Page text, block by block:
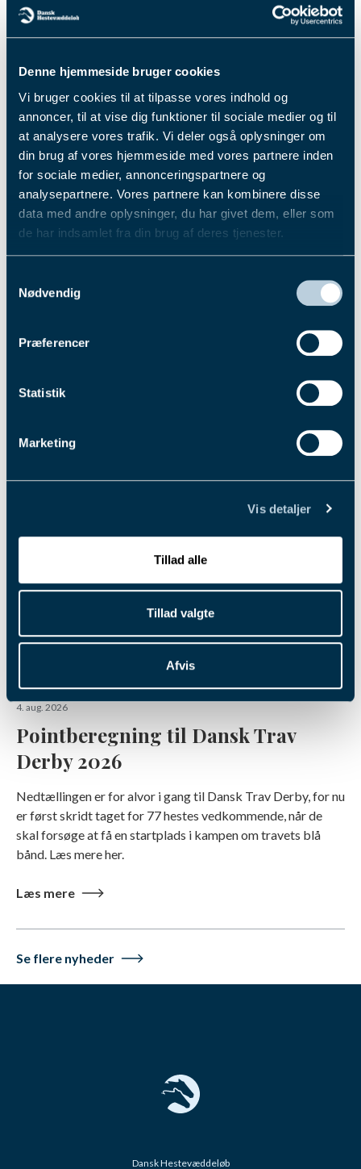
Denne hjemmeside bruger cookies
Vi bruger cookies til at tilpasse vores indhold og
annoncer, til at vise dig funktioner til sociale medier og til
at analysere vores trafik. Vi deler også oplysninger om
din brug af vores hjemmeside med vores partnere inden
for sociale medier, annonceringspartnere og
analysepartnere. Vores partnere kan kombinere disse
data med andre oplysninger, du har givet dem, eller som
de har indsamlet fra din brug af deres tjenester.
personoplysninger i vores privatlivspolitik, som du
Nødvendig
Præferencer
Statistik
Marketing
Vis detaljer
Tillad alle
Tillad valgte
Afvis
10. Loving Laser
I det åbne Grand Prix skulle der fire indledende
videre. Her endte feltet med følgende udseende,
hvor der her venter vinderen hele 311.000 kr.
1. Lee Marvin
2. Lonesomerider
4. Lazy Dust
5. Labour Spring
9. Latenightcap
11. Lord Hans
Grand Prix’er, og det skal blive spændende at se,
Fik du læst...
4. aug. 2026
Pointberegning til Dansk Trav
Derby 2026
Nedtællingen er for alvor i gang til Dansk Trav Derby, for nu
er først skridt taget for 77 hestes vedkommende, når de
skal forsøge at få en startplads i kampen om travets blå
bånd. Læs mere her.
Læs mere
Se flere nyheder
Dansk Hestevæddeløb